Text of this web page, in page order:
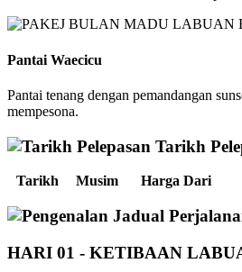
Pantai Waecicu
Pantai tenang dengan pemandangan
mempesona.
Tarikh
Tarikh Musim Harga Dari
Jadual
HARI 01 - KETIBAAN